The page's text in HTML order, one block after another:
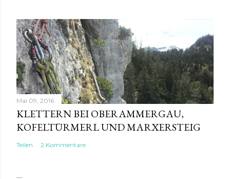
Mai 09, 2016
KLETTERN BEI OBERAMMERGAU,
KOFELTÜRMERL UND MARXERSTEIG
Teilen 2 Kommentare